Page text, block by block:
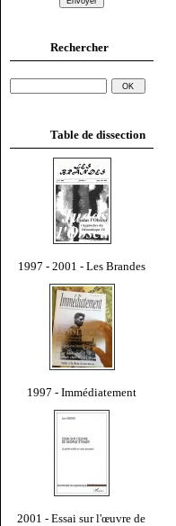
Rechercher
Table de dissection
1997 - 2001 - Les Brandes
1997 - Immédiatement
2001 - Essai sur l'œuvre de